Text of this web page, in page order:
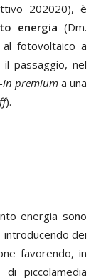
202020), è
energia (Dm.
fotovoltaico a
passaggio, nel
in premium a una
).
energia sono
dei
favorendo, in
piccolamedia